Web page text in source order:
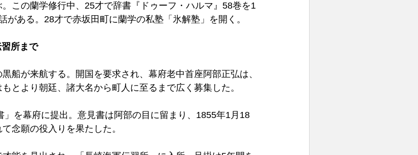
この蘭学修行中、25才で辞書『ドゥーフ・ハルマ』58巻を1
がある。28才で赤坂田町に蘭学の私塾「氷解塾」を開く。
所まで
船が来航する。開国を要求され、幕府老中首座阿部正弘は、
とより朝廷、諸大名から町人に至るまで広く募集した。
」を幕府に提出。意見書は阿部の目に留まり、1855年1月18
念願の役入りを果たした。